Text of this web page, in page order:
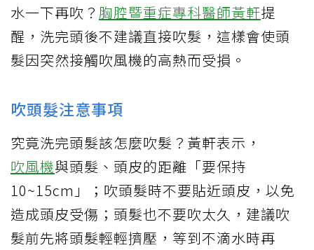
水一下再吹？ 胸腔暨重症專科醫師黃軒提
醒，洗完頭後不建議直接吹髮，這樣會使頭
髮因突然接觸吹風機的高熱而受損。
吹頭髮注意事項
究竟洗完頭髮該怎麼吹髮？黃軒表示，
吹風機與頭髮、頭皮的距離「要保持
10~15cm」；吹頭髮時不要貼近頭皮，以免
造成頭皮受傷；頭髮也不要吹太久，建議吹
髮前先將頭髮輕輕擠壓，等到不滴水時再